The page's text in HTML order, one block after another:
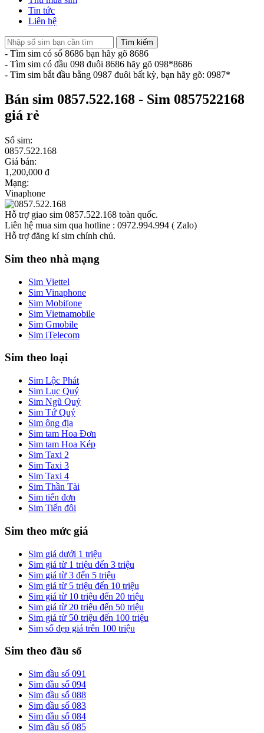
Tin tức
Liên hệ
Tìm kiếm
- Tìm sim có số 8686 bạn hãy gõ 8686
- Tìm sim có đầu 098 đuôi 8686 hãy gõ 098*8686
- Tìm sim bắt đầu bằng 0987 đuôi bất kỳ, bạn hãy gõ: 0987*
Bán sim 0857.522.168 - Sim 0857522168
giá rẻ
Số sim:
0857.522.168
Giá bán:
1,200,000 đ
Mạng:
Vinaphone
Hỗ trợ giao sim 0857.522.168 toàn quốc.
Liên hệ mua sim qua hotline : 0972.994.994 ( Zalo)
Hỗ trợ đăng kí sim chính chủ.
Sim theo nhà mạng
Sim Viettel
Sim Vinaphone
Sim Mobifone
Sim Vietnamobile
Sim Gmobile
Sim iTelecom
Sim theo loại
Sim Lộc Phát
Sim Lục Quý
Sim Ngũ Quý
Sim Tứ Quý
Sim ông địa
Sim tam Hoa Đơn
Sim tam Hoa Kép
Sim Taxi 2
Sim Taxi 3
Sim Taxi 4
Sim Thần Tài
Sim tiến đơn
Sim Tiến đôi
Sim theo mức giá
Sim giá dưới 1 triệu
Sim giá từ 1 triệu đến 3 triệu
Sim giá từ 3 đến 5 triệu
Sim giá từ 5 triệu đến 10 triệu
Sim giá từ 10 triệu đến 20 triệu
Sim giá từ 20 triệu đến 50 triệu
Sim giá từ 50 triệu đến 100 triệu
Sim số đẹp giá trên 100 triệu
Sim theo đầu số
Sim đầu số 091
Sim đầu số 094
Sim đầu số 088
Sim đầu số 083
Sim đầu số 084
Sim đầu số 085